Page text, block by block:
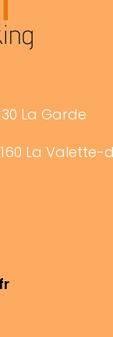
La Garde
La Valette-